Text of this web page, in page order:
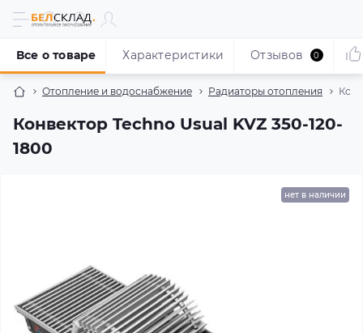
Отопление и водоснабжение Радиаторы отопления
Конвектор Techno Usual KVZ 350-120-
1800
Все о товаре Характеристики Отзывов 0
нет в наличии